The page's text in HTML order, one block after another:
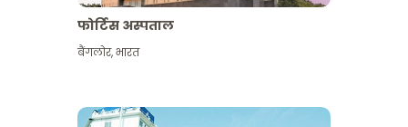
फोर्टिस अस्पताल
बैंगलोर,भारत